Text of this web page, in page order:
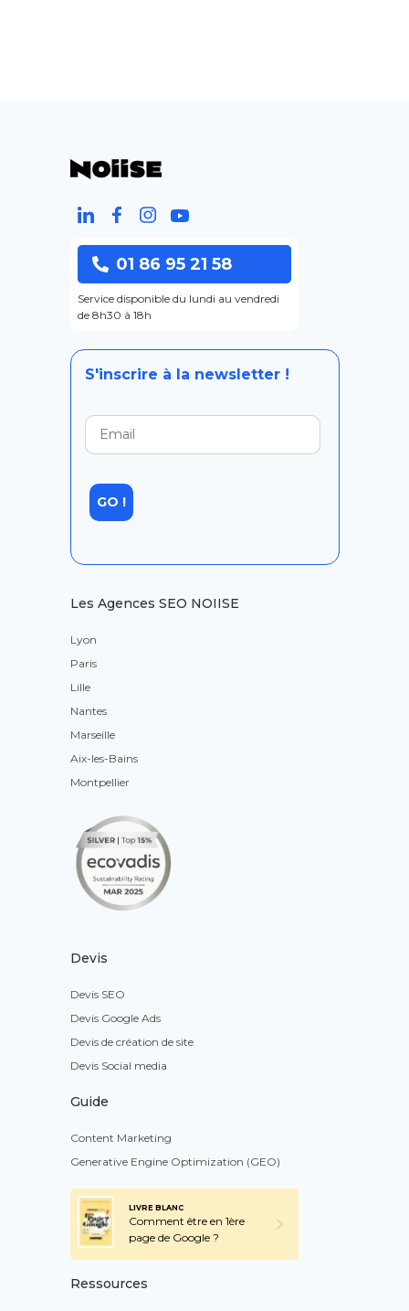
01 86 95 21 58
Service disponible du lundi au vendredi
de 8h30 à 18h
S'inscrire à la newsletter !
Les Agences SEO NOIISE
Lyon
Paris
Lille
Nantes
Marseille
Aix-les-Bains
Montpellier
Devis
Devis SEO
Devis Google Ads
Devis de création de site
Devis Social media
Guide
Content Marketing
Generative Engine Optimization (GEO)
LIVRE BLANC
Comment être en 1ère
page de Google ?
Ressources